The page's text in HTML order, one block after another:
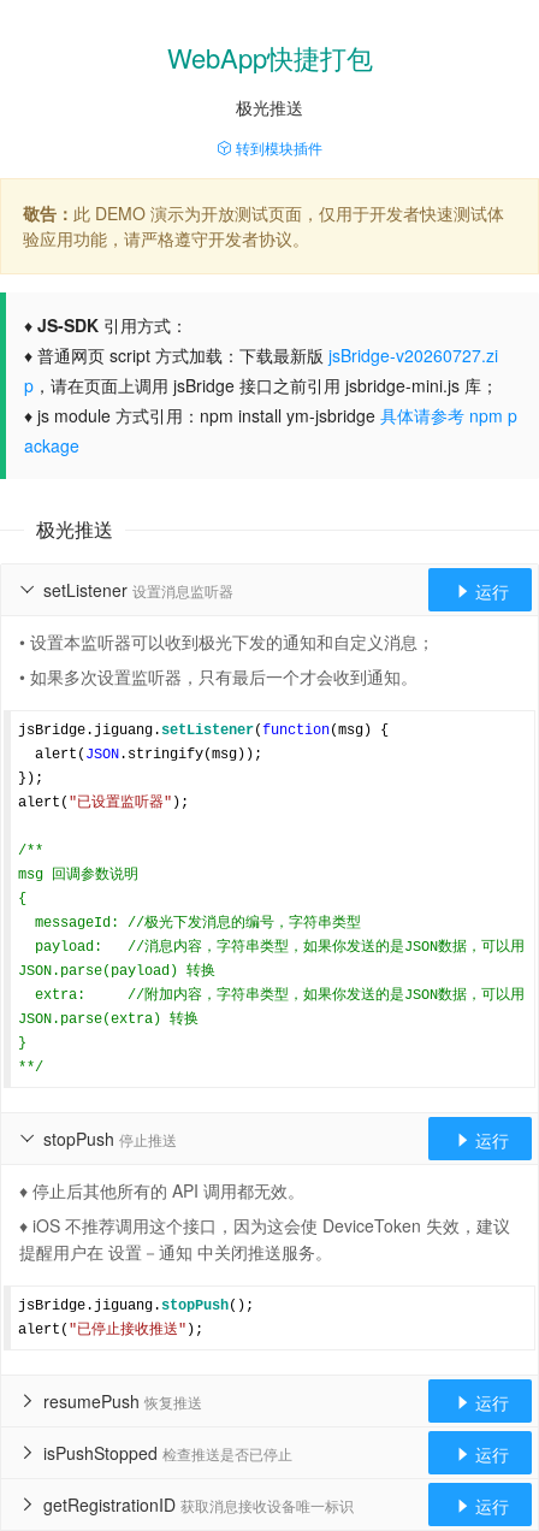
WebApp快捷打包
极光推送
转到模块插件
敬告： 此 DEMO 演示为开放测试页面，仅用于开发者快速测试体
验应用功能，请严格遵守开发者协议。
♦ JS-SDK 引用方式：
♦ 普通网页 script 方式加载：下载最新版 jsBridge-v20260727.zi
p ，请在页面上调用 jsBridge 接口之前引用 jsbridge-mini.js 库；
♦ js module 方式引用：npm install ym-jsbridge 具体请参考 npm p
ackage
极光推送
setListener 设置消息监听器
  运行
• 设置本监听器可以收到极光下发的通知和自定义消息；
• 如果多次设置监听器，只有最后一个才会收到通知。
jsBridge.jiguang.setListener(function(msg ) {
  alert(
JSON.stringify(msg));
});
alert( "已设置监听器" );
/**
msg 回调参数说明
{
JSON.parse(payload) 转换
JSON.parse(extra) 转换
}
**/
stopPush 停止推送
  运行
♦ 停止后其他所有的 API 调用都无效。
♦ iOS 不推荐调用这个接口，因为这会使 DeviceToken 失效，建议
提醒用户在 设置－通知 中关闭推送服务。
jsBridge.jiguang.stopPush();
alert( "已停止接收推送"
resumePush 恢复推送
  运行
isPushStopped 检查推送是否已停止
  运行
getRegistrationID 获取消息接收设备唯一标识
  运行